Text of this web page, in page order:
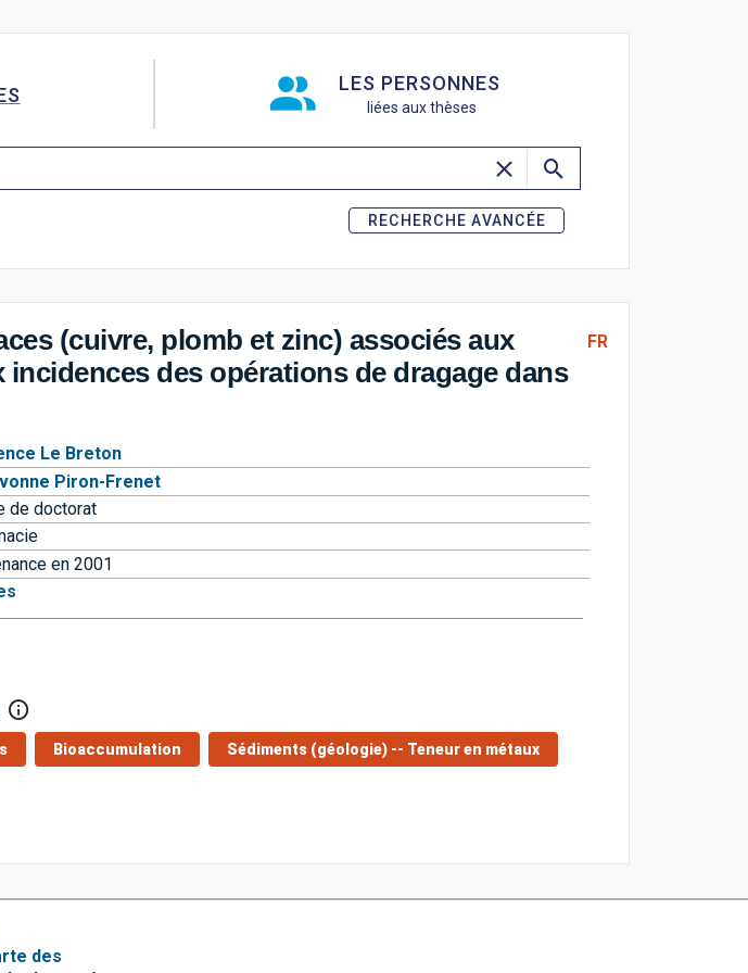
LES PERSONNES
liées aux thèses
RECHERCHE AVANCÉE
(cuivre, plomb et zinc) associés aux
des opérations de dragage dans
FR
Le Breton
Piron-Frenet
de doctorat
en 2001
Bioaccumulation Sédiments (géologie) -- Teneur en métaux
des